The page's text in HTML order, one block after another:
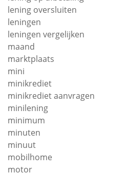
lening oversluiten
leningen
leningen vergelijken
maand
marktplaats
mini
minikrediet
minikrediet aanvragen
minilening
minimum
minuten
minuut
mobilhome
motor